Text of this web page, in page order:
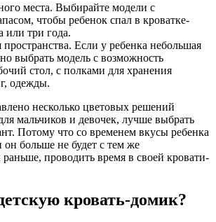
места. Выбирайте модели с
чтобы ребенок спал в кроватке-
или три года.
Если у ребенка небольшая
выбрать модель с возможность
стол, с полками для хранения
одежды.
несколько цветовых решений
мальчиков и девочек, лучше выбрать
Потому что со временем вкусы ребенка
он больше не будет с тем же
раньше, проводить время в своей кровати-
кровать-домик?